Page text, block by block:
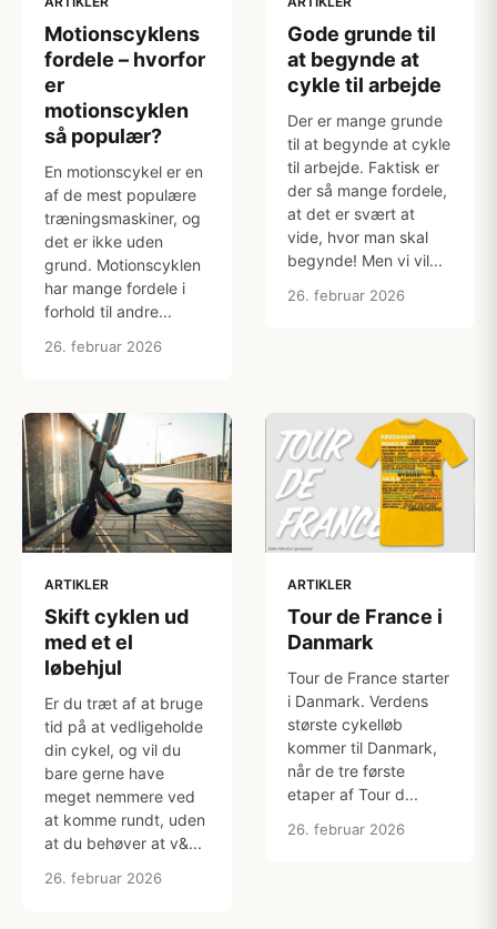
Motionscyklens
fordele – hvorfor
er
motionscyklen
så populær?
En motionscykel er en
af de mest populære
træningsmaskiner, og
det er ikke uden
grund. Motionscyklen
har mange fordele i
forhold til andre...
26. februar 2026
Gode grunde til
at begynde at
cykle til arbejde
Der er mange grunde
til at begynde at cykle
til arbejde. Faktisk er
der så mange fordele,
at det er svært at
vide, hvor man skal
begynde! Men vi vil...
26. februar 2026
ARTIKLER
Skift cyklen ud
med et el
løbehjul
Er du træt af at bruge
tid på at vedligeholde
din cykel, og vil du
bare gerne have
meget nemmere ved
at komme rundt, uden
at du behøver at v&...
26. februar 2026
ARTIKLER
Tour de France i
Danmark
Tour de France starter
i Danmark. Verdens
største cykelløb
kommer til Danmark,
når de tre første
etaper af Tour d...
26. februar 2026